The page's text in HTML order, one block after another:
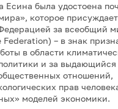
Есина была удостоена
которое
за всеобщий
Federation) – в знак
в области
и за выдающийся
отношений,
прав
моделей экономики.